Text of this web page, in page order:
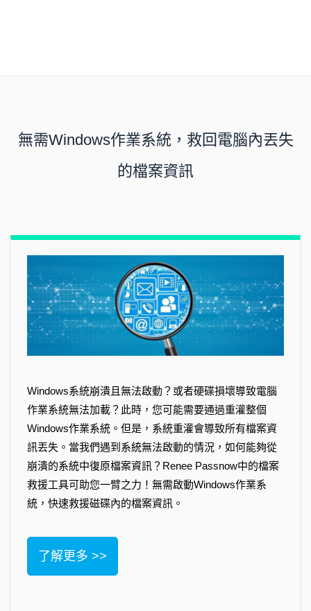
無需Windows作業系統，救回電腦內丟失
的檔案資訊
Windows系統崩潰且無法啟動？或者硬碟損壞導致電腦
作業系統無法加載？此時，您可能需要通過重灌整個
Windows作業系統。但是，系統重灌會導致所有檔案資
訊丟失。當我們遇到系統無法啟動的情況，如何能夠從
崩潰的系統中復原檔案資訊？Renee Passnow中的檔案
救援工具可助您一臂之力！無需啟動Windows作業系
統，快速救援磁碟內的檔案資訊。
了解更多 >>